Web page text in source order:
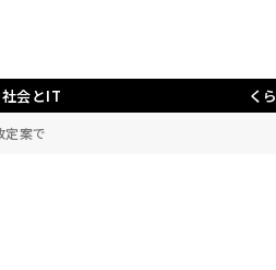
社会とIT く
定案で